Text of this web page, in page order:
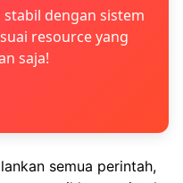
dengan sistem
resource yang
saja!
semua perintah,